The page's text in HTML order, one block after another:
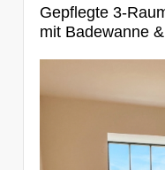
Gepflegte 3-
mit Badewanne